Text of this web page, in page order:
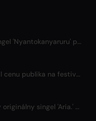
Erika Ikuta vydáva nový singel 'Nyantokanyaruru' pre detskú knihu 'Fumikiri Neko'
Hororový film 'Chilled' získal cenu publika na festivale Fantasia
yagitaro. vydáva debutový originálny singel 'Aria.' so Sudom Keinom